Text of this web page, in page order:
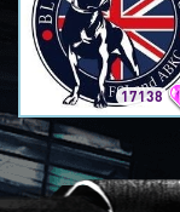
17138